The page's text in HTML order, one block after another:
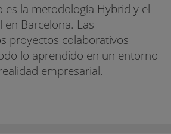
es la metodología Hybrid y el
Barcelona. Las
proyectos colaborativos
lo aprendido en un entorno
empresarial.